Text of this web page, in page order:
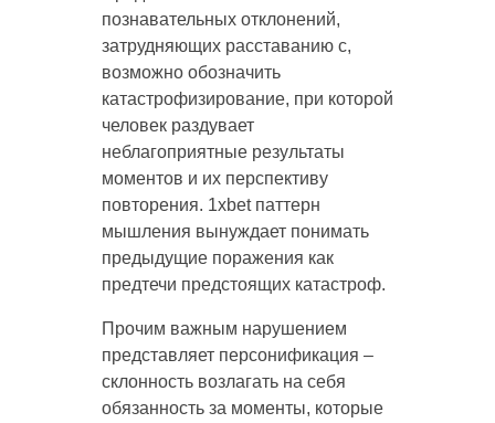
познавательных отклонений,
затрудняющих расставанию с,
возможно обозначить
катастрофизирование, при которой
человек раздувает
неблагоприятные результаты
моментов и их перспективу
повторения. 1xbet паттерн
мышления вынуждает понимать
предыдущие поражения как
предтечи предстоящих катастроф.
Прочим важным нарушением
представляет персонификация –
склонность возлагать на себя
обязанность за моменты, которые